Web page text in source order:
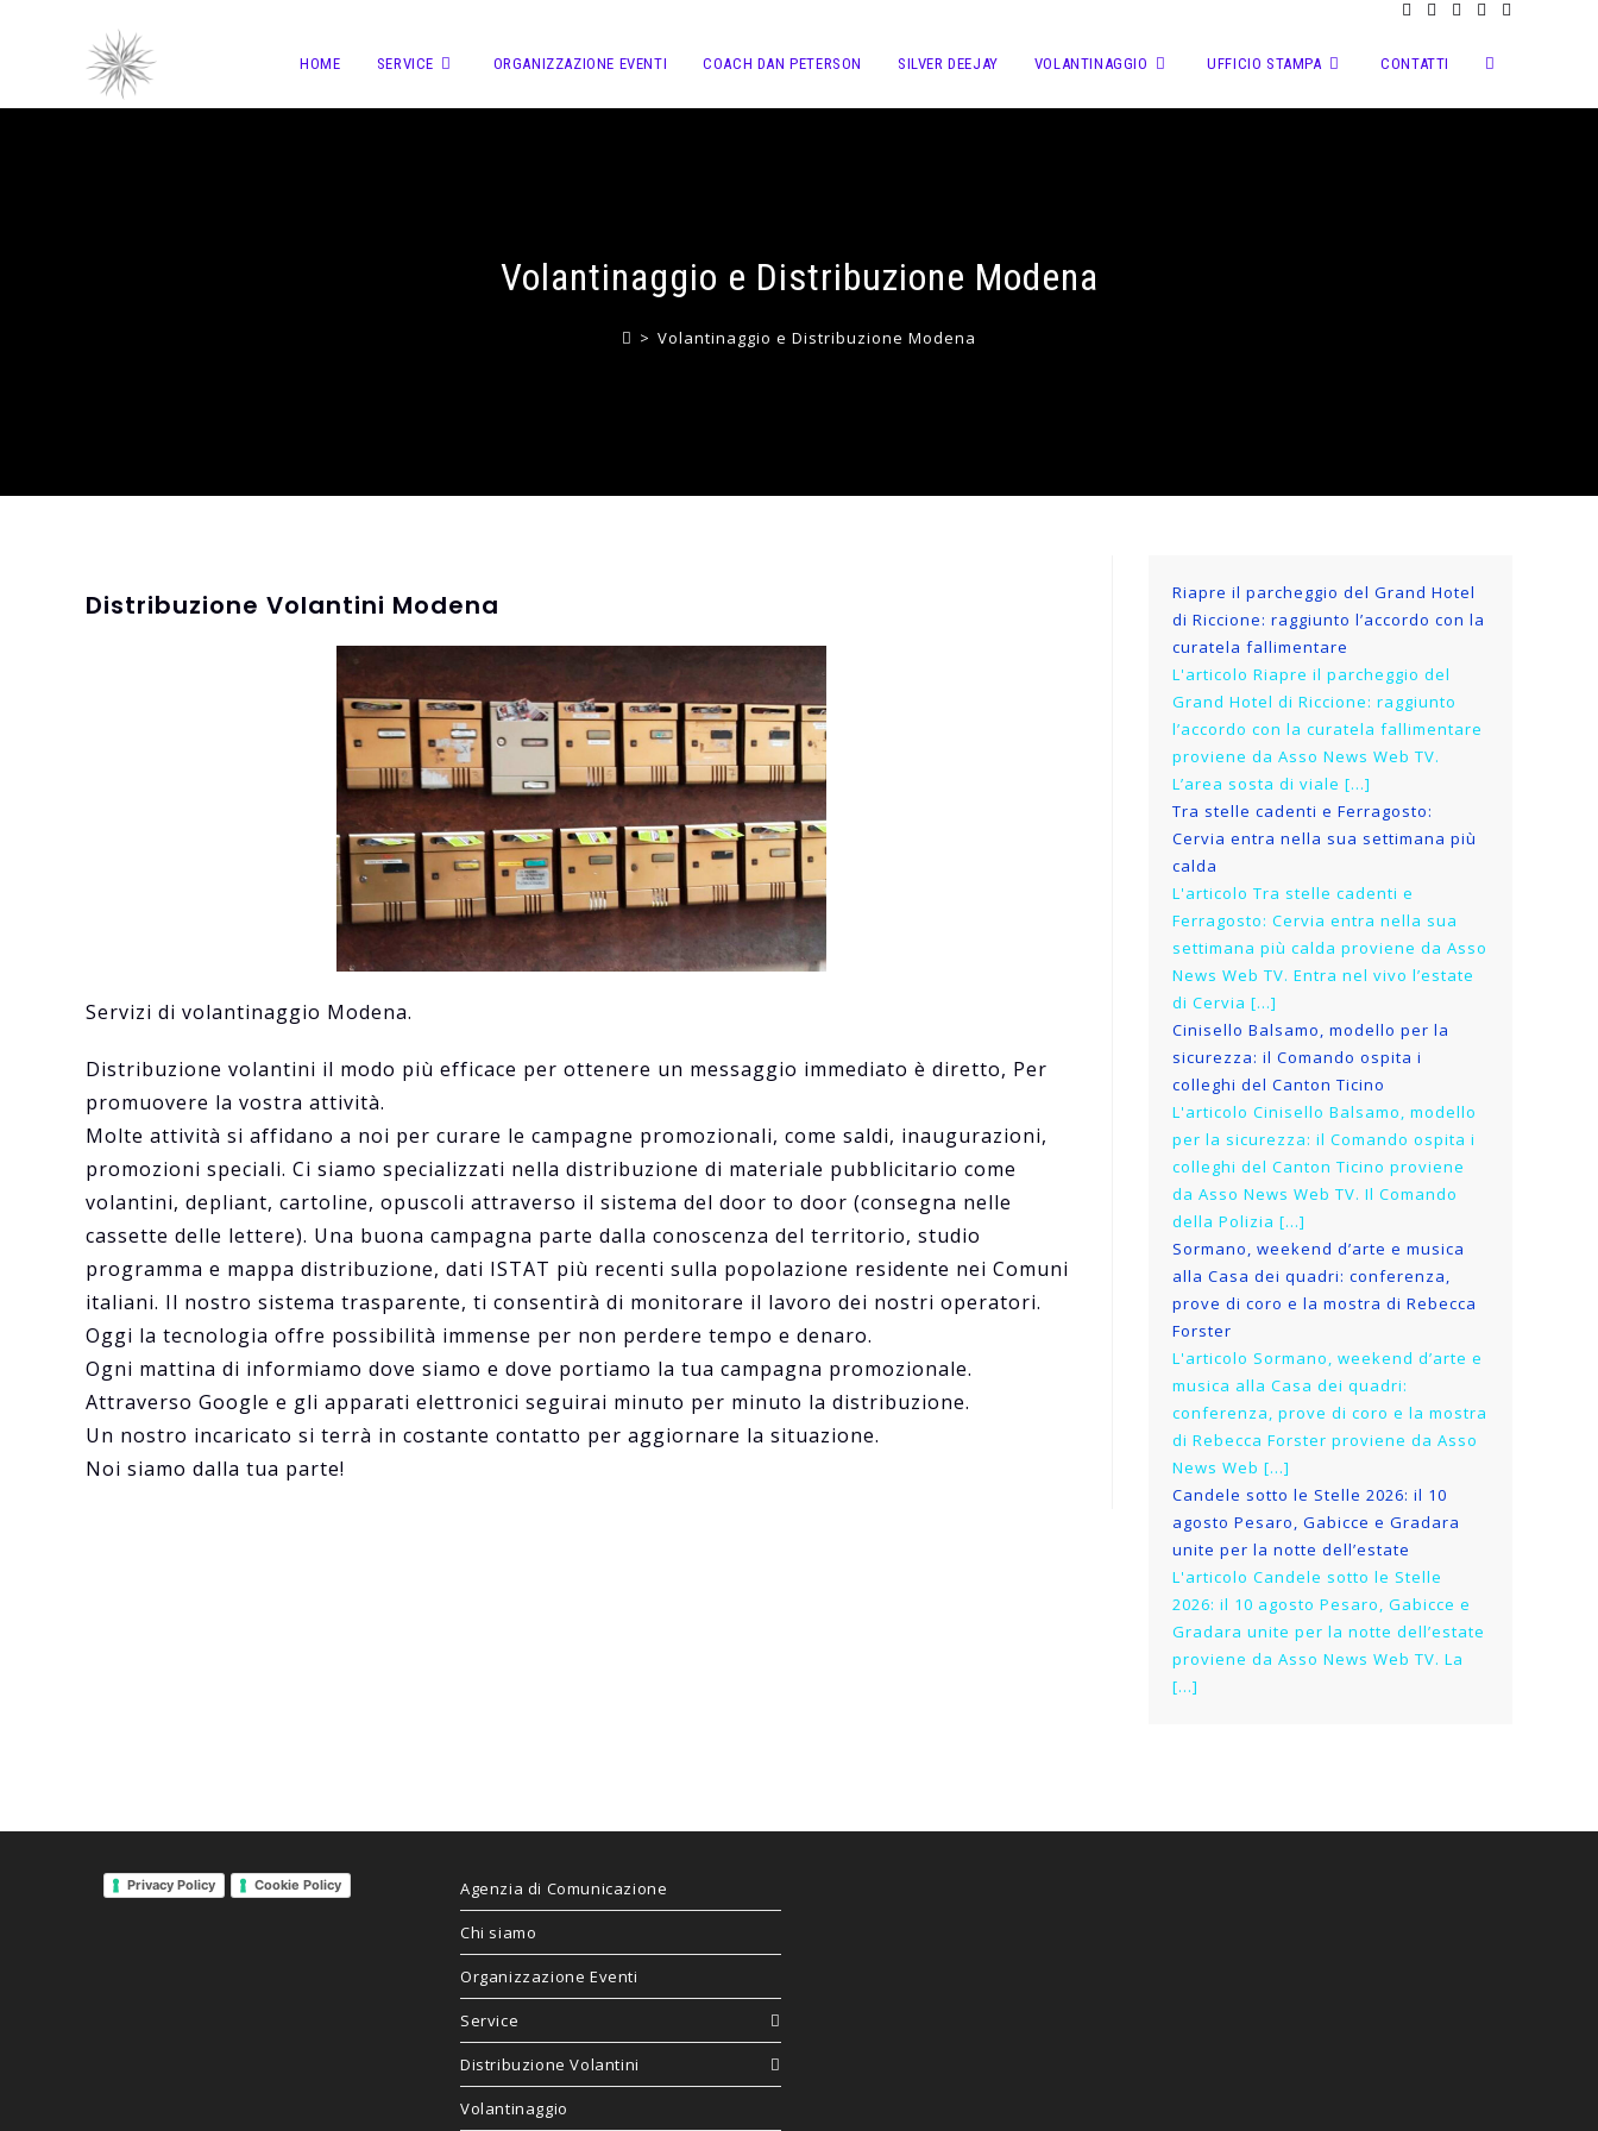
HOME SERVICE ORGANIZZAZIONE EVENTI COACH DAN PETERSON SILVER DEEJAY VOLANTINAGGIO UFFICIO STAMPA CONTATTI
Volantinaggio e Distribuzione Modena
> Volantinaggio e Distribuzione Modena
Riapre il parcheggio del Grand Hotel
di Riccione: raggiunto l’accordo con la
curatela fallimentare
L'articolo Riapre il parcheggio del
Grand Hotel di Riccione: raggiunto
l’accordo con la curatela fallimentare
proviene da Asso News Web TV.
L’area sosta di viale […]
Tra stelle cadenti e Ferragosto:
Cervia entra nella sua settimana più
calda
L'articolo Tra stelle cadenti e
Ferragosto: Cervia entra nella sua
settimana più calda proviene da Asso
News Web TV. Entra nel vivo l’estate
di Cervia […]
Cinisello Balsamo, modello per la
sicurezza: il Comando ospita i
colleghi del Canton Ticino
L'articolo Cinisello Balsamo, modello
per la sicurezza: il Comando ospita i
colleghi del Canton Ticino proviene
da Asso News Web TV. Il Comando
della Polizia […]
Sormano, weekend d’arte e musica
alla Casa dei quadri: conferenza,
prove di coro e la mostra di Rebecca
Forster
L'articolo Sormano, weekend d’arte e
musica alla Casa dei quadri:
conferenza, prove di coro e la mostra
di Rebecca Forster proviene da Asso
News Web […]
Candele sotto le Stelle 2026: il 10
agosto Pesaro, Gabicce e Gradara
unite per la notte dell’estate
L'articolo Candele sotto le Stelle
2026: il 10 agosto Pesaro, Gabicce e
Gradara unite per la notte dell’estate
proviene da Asso News Web TV. La
[…]
Distribuzione Volantini Modena
Servizi di volantinaggio Modena.
Distribuzione volantini il modo più efficace per ottenere un messaggio immediato è diretto, Per
promuovere la vostra attività.
Molte attività si affidano a noi per curare le campagne promozionali, come saldi, inaugurazioni,
promozioni speciali. Ci siamo specializzati nella distribuzione di materiale pubblicitario come
volantini, depliant, cartoline, opuscoli attraverso il sistema del door to door (consegna nelle
cassette delle lettere). Una buona campagna parte dalla conoscenza del territorio, studio
programma e mappa distribuzione, dati ISTAT più recenti sulla popolazione residente nei Comuni
italiani. Il nostro sistema trasparente, ti consentirà di monitorare il lavoro dei nostri operatori.
Oggi la tecnologia offre possibilità immense per non perdere tempo e denaro.
Ogni mattina di informiamo dove siamo e dove portiamo la tua campagna promozionale.
Attraverso Google e gli apparati elettronici seguirai minuto per minuto la distribuzione.
Un nostro incaricato si terrà in costante contatto per aggiornare la situazione.
Noi siamo dalla tua parte!
Privacy Policy Cookie Policy Agenzia di Comunicazione
Chi siamo
Organizzazione Eventi
Service
Distribuzione Volantini
Volantinaggio